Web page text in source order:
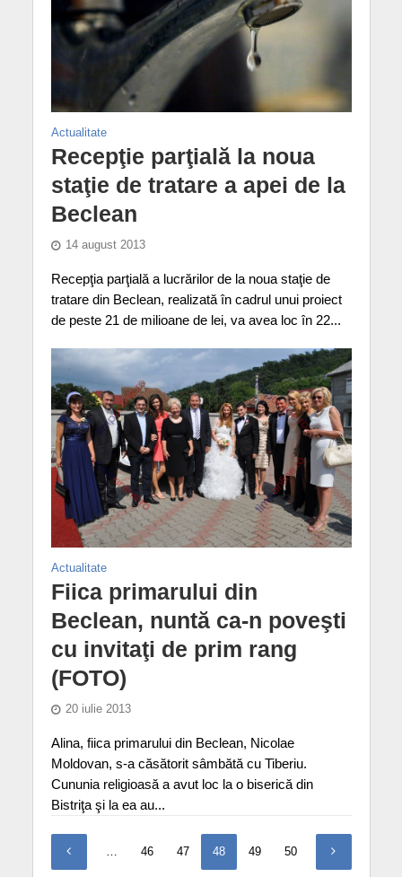
Actualitate
Recepţie parţială la noua
staţie de tratare a apei de la
Beclean
14 august 2013
Recepţia parţială a lucrărilor de la noua staţie de
tratare din Beclean, realizată în cadrul unui proiect
de peste 21 de milioane de lei, va avea loc în 22...
Actualitate
Fiica primarului din
Beclean, nuntă ca-n poveşti
cu invitaţi de prim rang
(FOTO)
20 iulie 2013
Alina, fiica primarului din Beclean, Nicolae
Moldovan, s-a căsătorit sâmbătă cu Tiberiu.
Cununia religioasă a avut loc la o biserică din
Bistriţa şi la ea au...
… 46 47 48 49 50 51